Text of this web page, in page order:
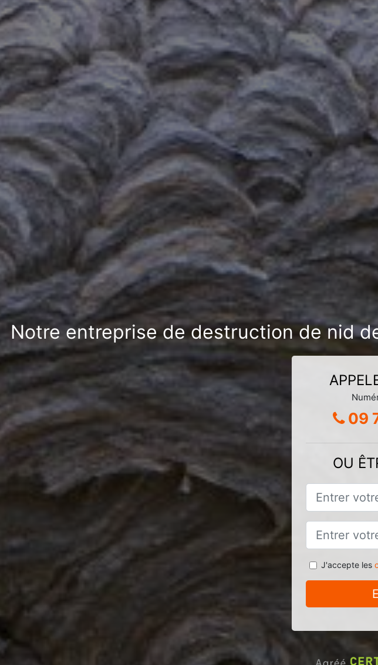
Notre entreprise de destruction de nid
09
OU
J'accepte les